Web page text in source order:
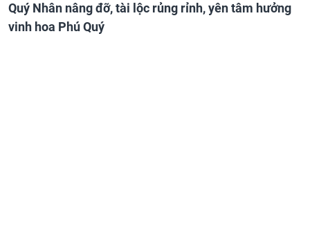
Quý Nhân nâng đỡ, tài lộc rủng rỉnh, yên tâm hưởng
vinh hoa Phú Quý